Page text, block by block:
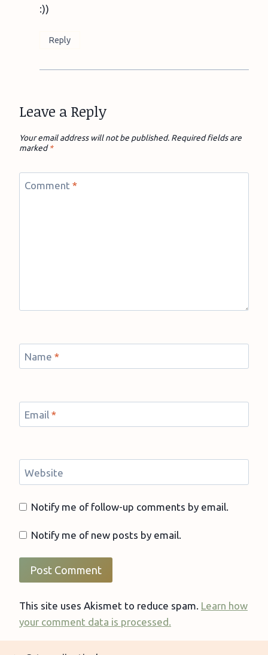
:))
Reply
Leave a Reply
Your email address will not be published. Required fields are
marked*
Comment *
Name *
Email *
Website
Notify me of follow-up comments by email.
Notify me of new posts by email.
This site uses Akismet to reduce spam. Learn how
your comment data is processed.